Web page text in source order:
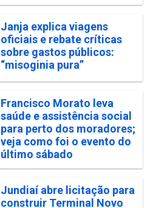
Janja explica viagens
oficiais e rebate críticas
sobre gastos públicos:
“misoginia pura”
Francisco Morato leva
saúde e assistência social
para perto dos moradores;
veja como foi o evento do
último sábado
Jundiaí abre licitação para
construir Terminal Novo